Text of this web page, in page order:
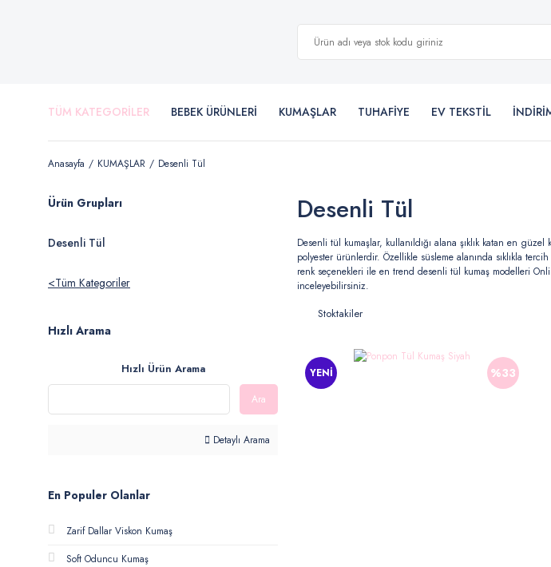
TÜM KATEGORİLER BEBEK ÜRÜNLERİ KUMAŞLAR TUHAFİYE EV TEKSTİL
Anasayfa KUMAŞLAR Desenli Tül
Ürün Grupları
Desenli Tül
Tüm Kategoriler
Hızlı Arama
Hızlı Ürün Arama
Ara
Detaylı Arama
En Populer Olanlar
Zarif Dallar Viskon Kumaş
Soft Oduncu Kumaş
Desenli Tül
Desenli tül kumaşlar, kullanıldığı alana şıklık katan en
polyester ürünlerdir. Özellikle süsleme alanında sıklıkla
renk seçenekleri ile en trend desenli tül kumaş modelleri
inceleyebilirsiniz.
Stoktakiler
%33
YENİ